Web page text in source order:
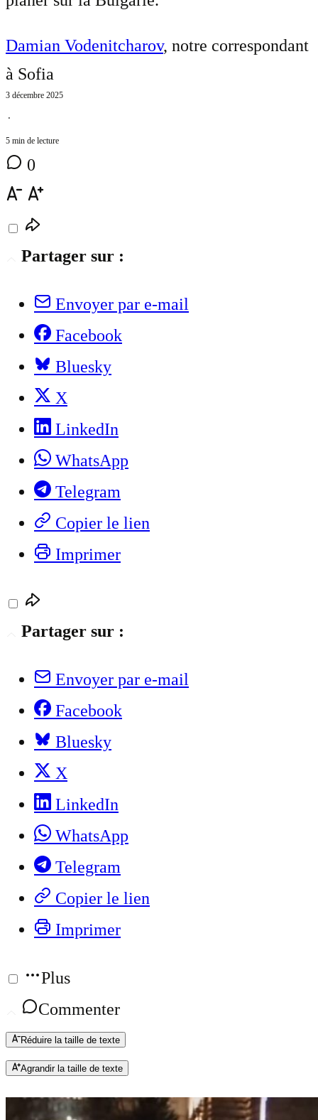
Damian Vodenitcharov, notre correspondant
à Sofia
3 décembre 2025
⋅
5 min de lecture
0
Partager sur :
Envoyer par e-mail
Facebook
Bluesky
X
LinkedIn
WhatsApp
Telegram
Copier le lien
Imprimer
Partager sur :
Envoyer par e-mail
Facebook
Bluesky
X
LinkedIn
WhatsApp
Telegram
Copier le lien
Imprimer
Plus
Commenter
Réduire la taille de texte
Agrandir la taille de texte